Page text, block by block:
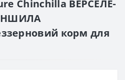
Chinchilla ВЕРСЕЛЕ-
корм для